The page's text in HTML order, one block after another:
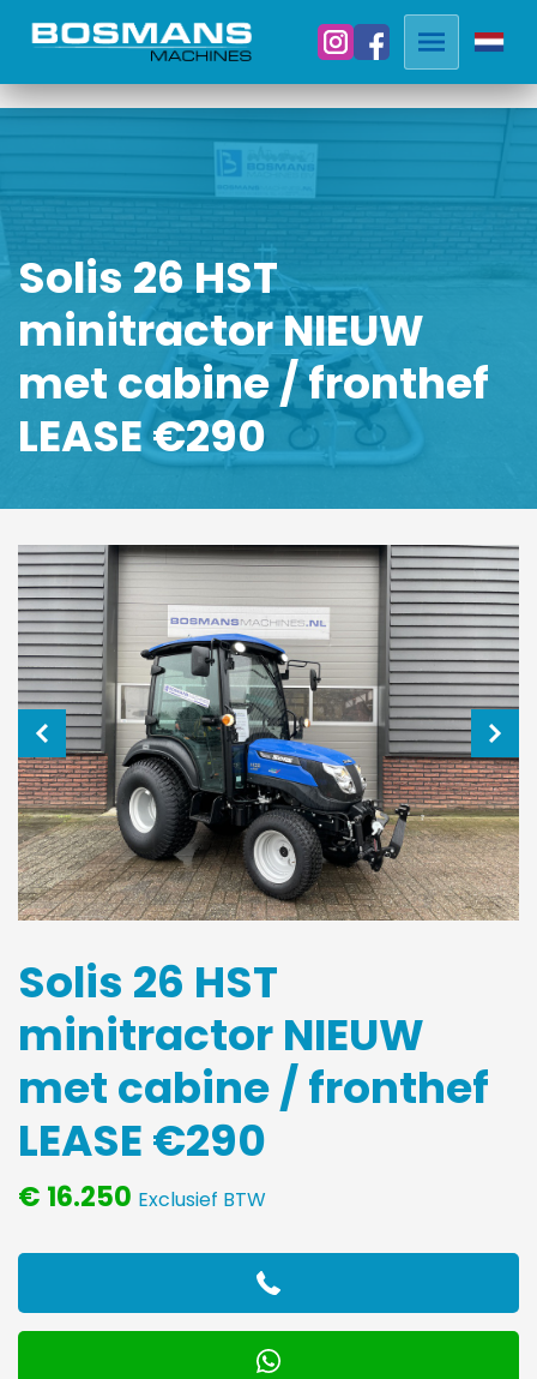
Solis 26 HST
minitractor NIEUW
met cabine / fronthef
LEASE €290
Solis 26 HST
minitractor NIEUW
met cabine / fronthef
LEASE €290
€ 16.250 Exclusief BTW